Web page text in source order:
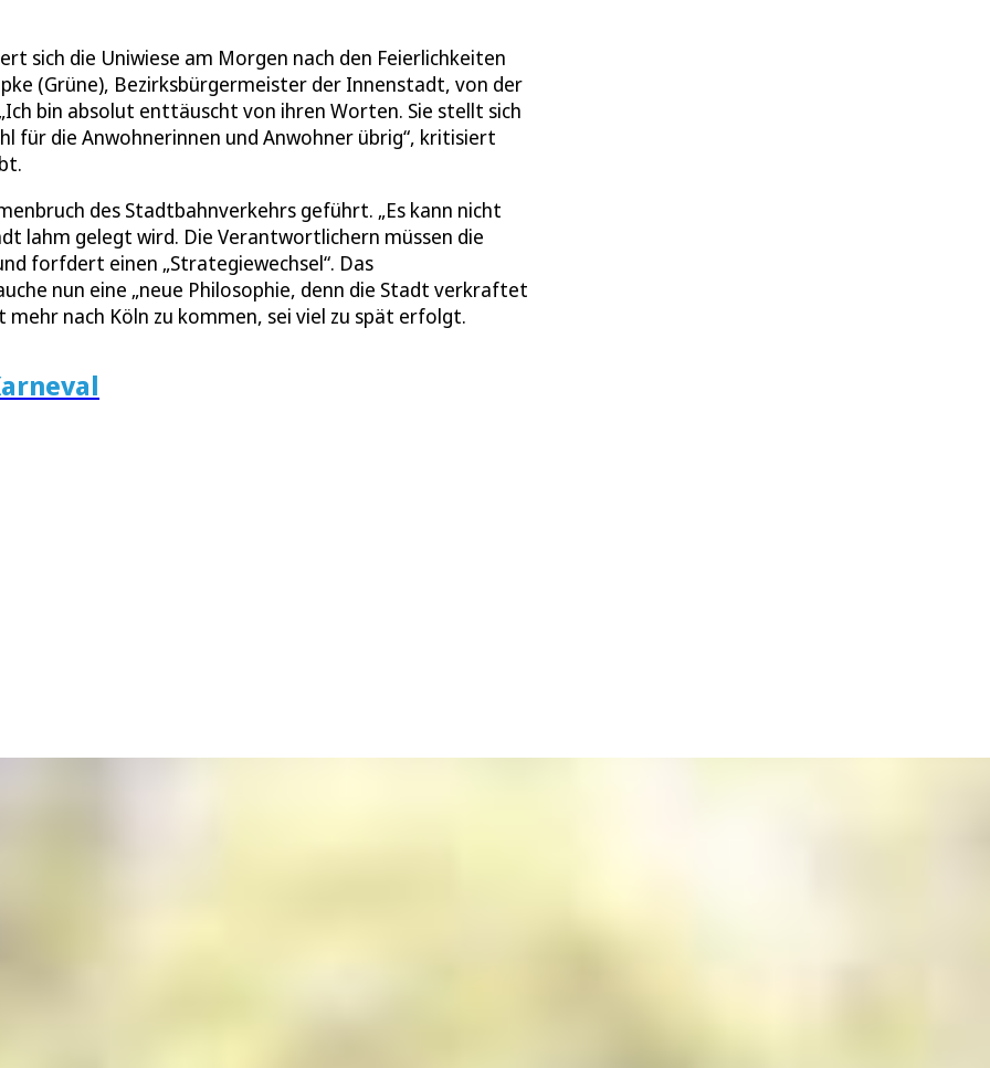
sich die Uniwiese am Morgen nach den Feierlichkeiten
(Grüne), Bezirksbürgermeister der Innenstadt, von der
bin absolut enttäuscht von ihren Worten. Sie stellt sich
für die Anwohnerinnen und Anwohner übrig“, kritisiert
des Stadtbahnverkehrs geführt. „Es kann nicht
lahm gelegt wird. Die Verantwortlichern müssen die
forfdert einen „Strategiewechsel“. Das
nun eine „neue Philosophie, denn die Stadt verkraftet
nach Köln zu kommen, sei viel zu spät erfolgt.